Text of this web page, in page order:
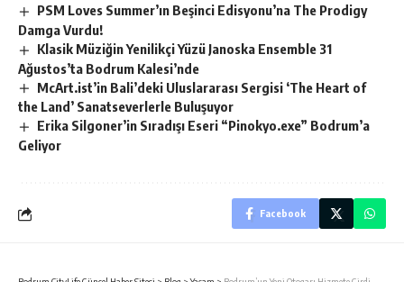
PSM Loves Summer’ın Beşinci Edisyonu’na The Prodigy
Damga Vurdu!
Klasik Müziğin Yenilikçi Yüzü Janoska Ensemble 31
Ağustos’ta Bodrum Kalesi’nde
McArt.ist’in Bali’deki Uluslararası Sergisi ‘The Heart of
the Land’ Sanatseverlerle Buluşuyor
Erika Silgoner’in Sıradışı Eseri “Pinokyo.exe” Bodrum’a
Geliyor
Facebook